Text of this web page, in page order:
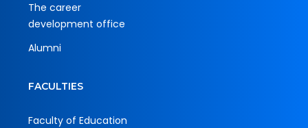
The career
development office
Alumni
FACULTIES
Faculty of Education